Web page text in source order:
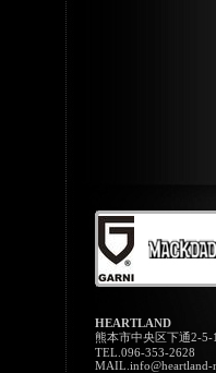
HEARTLAND
熊本市中央区下通2-
TEL.096-353-2628
MAIL.info@heartland-